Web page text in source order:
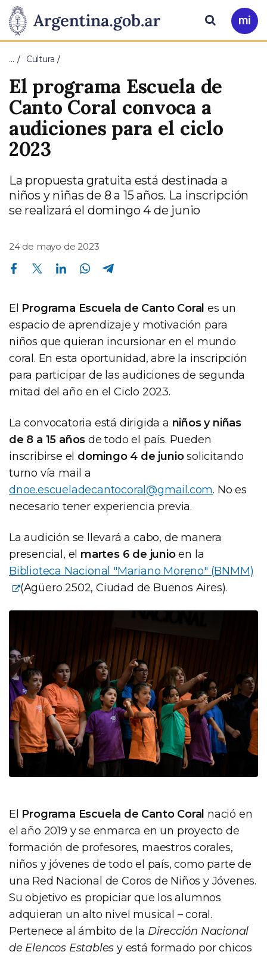
Presidencia
de
la
Nación
Pasar al contenido principal
Ir
a
Buscar
… Cultura
El programa Escuela de
Canto Coral convoca a
audiciones para el ciclo
2023
La propuesta gratuita está destinada a
niños y niñas de 8 a 15 años. La inscripción
se realizará el domingo 4 de junio
24 de mayo de 2023
Compartir en Facebook Compartir en Twitter Compartir en Linkedin Compartir en Whatsapp
El Programa Escuela de Canto Coral es un
espacio de aprendizaje y motivación para
niños que quieran incursionar en el mundo
coral. En esta oportunidad, abre la inscripción
para participar de las audiciones de segunda
mitad del año en el Ciclo 2023.
La convocatoria está dirigida a niños y niñas
de 8 a 15 años de todo el país. Pueden
inscribirse el domingo 4 de juniosolicitando
turno vía mail a
dnoe.escueladecantocoral@gmail.com. No es
necesario tener experiencia previa.
La audición se llevará a cabo, de manera
presencial, el martes 6 de junioen la
Biblioteca Nacional "Mariano Moreno" (BNMM)
(Agüero 2502, Ciudad de Buenos Aires).
El Programa Escuela de Canto Coral nació en
el año 2019 y se enmarca en un proyecto de
formación de profesores, maestros corales,
niños y jóvenes de todo el país, como parte de
una Red Nacional de Coros de Niños y Jóvenes.
Su objetivo es propiciar que los alumnos
adquieran un alto nivel musical – coral.
Pertenece al ámbito de la Dirección Nacional
de Elencos Estables y está formado por chicos